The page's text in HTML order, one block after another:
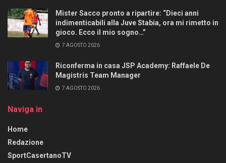
Mister Sacco pronto a ripartire: “Dieci anni
indimenticabili alla Juve Stabia, ora mi rimetto in
gioco. Ecco il mio sogno…”
7 AGOSTO 2026
Riconferma in casa JSP Academy: Raffaele De
Magistris Team Manager
7 AGOSTO 2026
Naviga in
Home
Redazione
SportCasertanoTV